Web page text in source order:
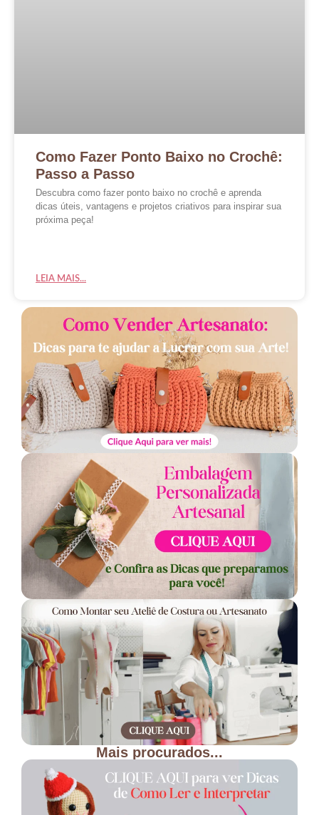
Como Fazer Ponto Baixo no Crochê:
Passo a Passo
Descubra como fazer ponto baixo no crochê e aprenda
dicas úteis, vantagens e projetos criativos para inspirar sua
próxima peça!
LEIA MAIS...
Mais procurados...